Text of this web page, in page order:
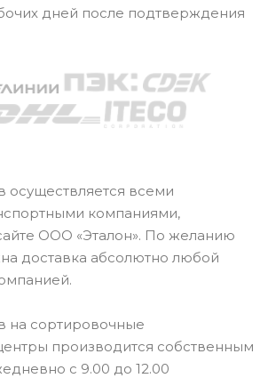
дней после подтверждения
осуществляется всеми
компаниями,
ООО «Эталон». По желанию
доставка абсолютно любой
на сортировочные
производится собственным
с 9.00 до 12.00